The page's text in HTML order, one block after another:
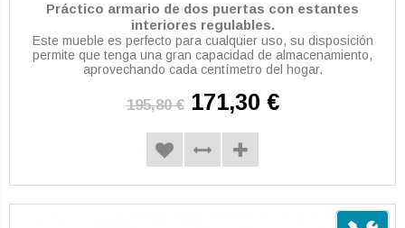
Práctico armario de dos puertas con estantes
interiores regulables.
Este mueble es perfecto para cualquier uso, su disposición
permite que tenga una gran capacidad de almacenamiento,
aprovechando cada centímetro del hogar.
195,80 € 171,30 €